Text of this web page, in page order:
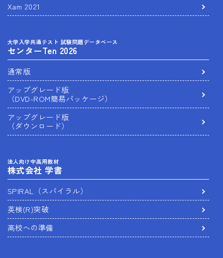
Xam 2021
大学入学共通テスト 試験問題データベース
センターTen 2026
通常版
アップグレード版
（DVD-ROM簡易パッケージ）
アップグレード版
（ダウンロード）
法人向け中高用教材
株式会社 学書
SPIRAL（スパイラル）
英検(R)突破
高校への準備